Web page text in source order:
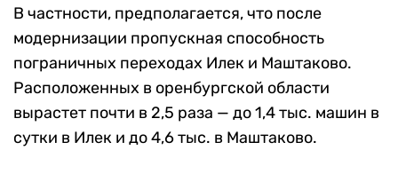
В частности, предполагается, что после
модернизации пропускная способность
пограничных переходах Илек и Маштаково.
Расположенных в оренбургской области
вырастет почти в 2,5 раза — до 1,4 тыс. машин в
сутки в Илек и до 4,6 тыс. в Маштаково.